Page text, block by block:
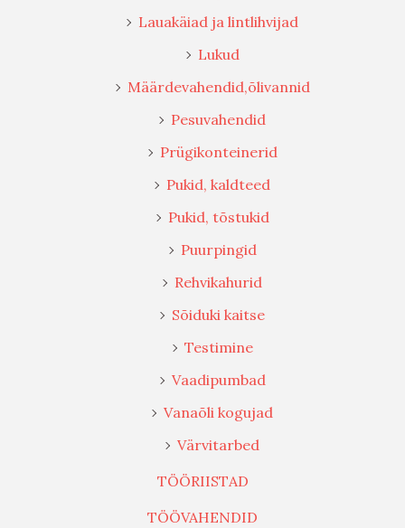
Lauakäiad ja lintlihvijad
Lukud
Määrdevahendid,õlivannid
Pesuvahendid
Prügikonteinerid
Pukid, kaldteed
Pukid, tõstukid
Puurpingid
Rehvikahurid
Sõiduki kaitse
Testimine
Vaadipumbad
Vanaõli kogujad
Värvitarbed
TÖÖRIISTAD
TÖÖVAHENDID